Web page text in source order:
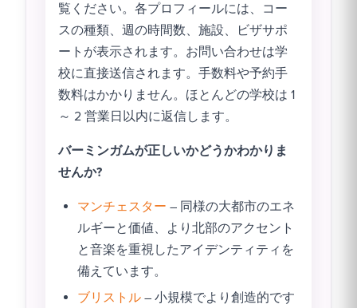
覧ください。各プロフィールには、コー
スの種類、週の時間数、施設、ビザサポ
ートが表示されます。お問い合わせは学
校に直接送信されます。手数料や予約手
数料はかかりません。ほとんどの学校は 1
～ 2 営業日以内に返信します。
バーミンガムが正しいかどうかわかりま
せんか?
マンチェスター – 同様の大都市のエネ
ルギーと価値、より北部のアクセント
と音楽を重視したアイデンティティを
備えています。
ブリストル – 小規模でより創造的です